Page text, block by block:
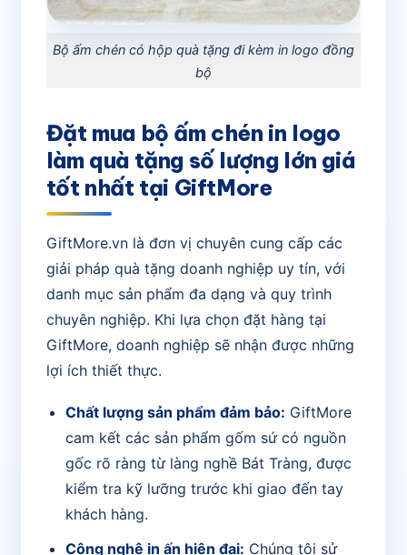
Bộ ấm chén có hộp quà tặng đi kèm in logo đồng
bộ
Đặt mua bộ ấm chén in logo
làm quà tặng số lượng lớn giá
tốt nhất tại GiftMore
GiftMore.vn là đơn vị chuyên cung cấp các
giải pháp quà tặng doanh nghiệp uy tín, với
danh mục sản phẩm đa dạng và quy trình
chuyên nghiệp. Khi lựa chọn đặt hàng tại
GiftMore, doanh nghiệp sẽ nhận được những
lợi ích thiết thực.
Chất lượng sản phẩm đảm bảo: GiftMore
cam kết các sản phẩm gốm sứ có nguồn
gốc rõ ràng từ làng nghề Bát Tràng, được
kiểm tra kỹ lưỡng trước khi giao đến tay
khách hàng.
Công nghệ in ấn hiện đại: Chúng tôi sử